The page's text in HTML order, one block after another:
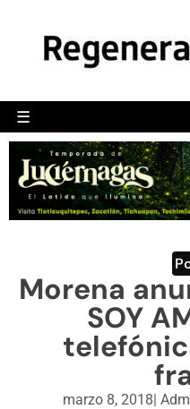
☰
Morena
SOY
marzo 8, 2018|